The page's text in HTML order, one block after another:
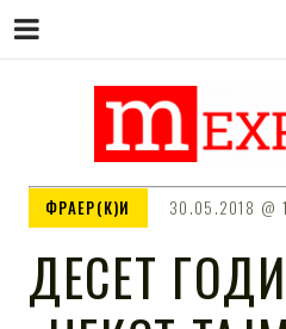
M
ФРАЕР(К)И 30.05.2018
ДЕСЕТ